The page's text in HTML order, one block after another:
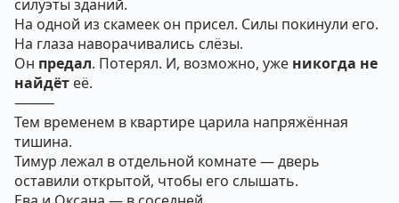
силуэты зданий.
На одной из скамеек он присел. Силы покинули его.
На глаза наворачивались слёзы.
Он предал. Потерял. И, возможно, уже никогда не
найдёт её.
⸻
Тем временем в квартире царила напряжённая
тишина.
Тимур лежал в отдельной комнате — дверь
оставили открытой, чтобы его слышать.